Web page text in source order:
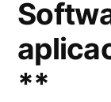
**